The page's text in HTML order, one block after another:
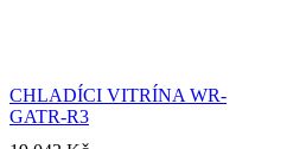
CHLADÍCI VITRÍNA WR-
GATR-R3